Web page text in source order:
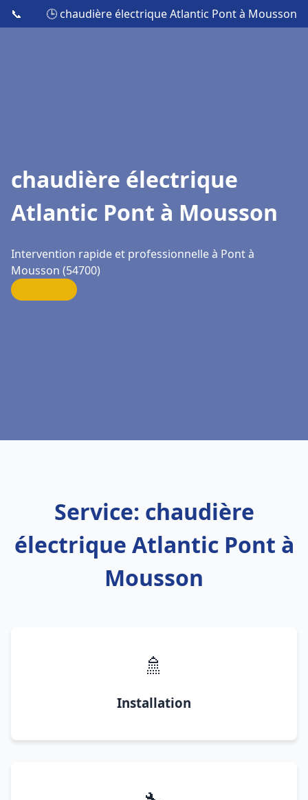
📞 🕒 chaudière électrique Atlantic Pont à Mousson
chaudière électrique
Atlantic Pont à Mousson
Intervention rapide et professionnelle à Pont à
Mousson (54700)
Service: chaudière
électrique Atlantic Pont à
Mousson
🚿
Installation